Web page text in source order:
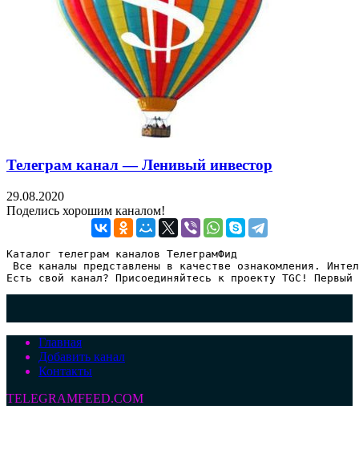
Телеграм канал — Ленивый инвестор
29.08.2020
Поделись хорошим каналом!
Каталог телеграм каналов ТелеграмФид
Все каналы представлены в качестве ознакомления.
Есть свой канал? Присоединяйтесь к проекту TGC!
Главная
Добавить канал
Контакты
TELEGRAMFEED.COM